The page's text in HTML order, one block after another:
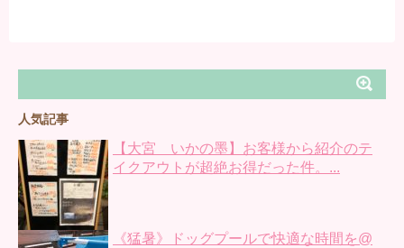
人気記事
【大宮 いかの墨】お客様から紹介のテ
イクアウトが超絶お得だった件。...
《猛暑》ドッグプールで快適な時間を@